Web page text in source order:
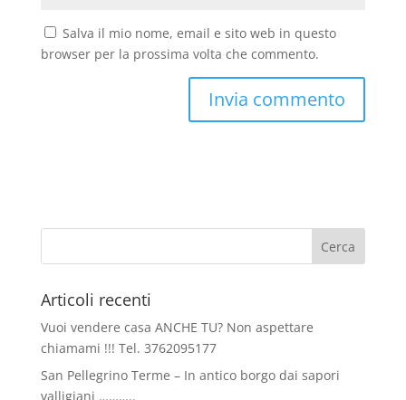
Salva il mio nome, email e sito web in questo
browser per la prossima volta che commento.
Articoli recenti
Vuoi vendere casa ANCHE TU? Non aspettare
chiamami !!! Tel. 3762095177
San Pellegrino Terme – In antico borgo dai sapori
valligiani ………..